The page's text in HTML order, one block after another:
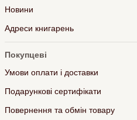
Новини
Адреси книгарень
Покупцеві
Умови оплати і доставки
Подарункові сертифікати
Повернення та обмін товару